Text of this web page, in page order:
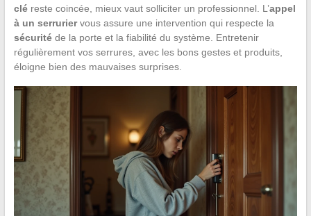
cléreste coincée, mieux vaut solliciter un professionnel. L’appel
à un serruriervous assure une intervention qui respecte la
sécuritéde la porte et la fiabilité du système. Entretenir
régulièrement vos serrures, avec les bons gestes et produits,
éloigne bien des mauvaises surprises.